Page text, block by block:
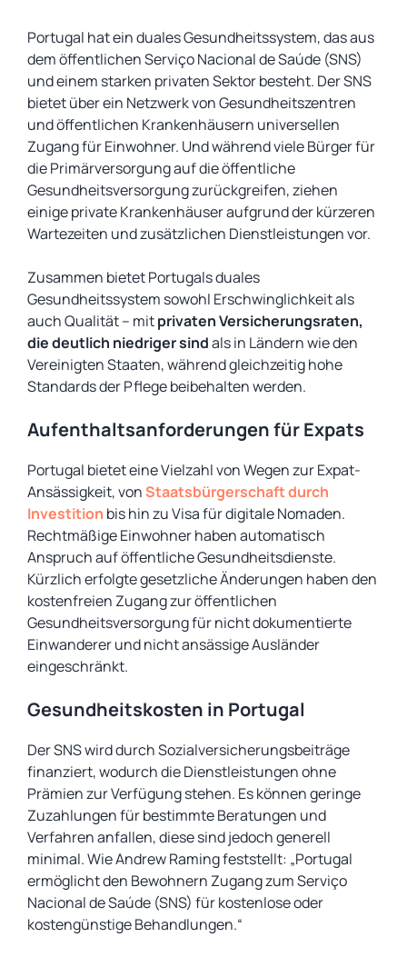
Portugal hat ein duales Gesundheitssystem, das aus
dem öffentlichen Serviço Nacional de Saúde (SNS)
und einem starken privaten Sektor besteht. Der SNS
bietet über ein Netzwerk von Gesundheitszentren
und öffentlichen Krankenhäusern universellen
Zugang für Einwohner. Und während viele Bürger für
die Primärversorgung auf die öffentliche
Gesundheitsversorgung zurückgreifen, ziehen
einige private Krankenhäuser aufgrund der kürzeren
Wartezeiten und zusätzlichen Dienstleistungen vor.
Zusammen bietet Portugals duales
Gesundheitssystem sowohl Erschwinglichkeit als
auch Qualität – mitprivaten Versicherungsraten,
die deutlich niedriger sindals in Ländern wie den
Vereinigten Staaten, während gleichzeitig hohe
Standards der Pflege beibehalten werden.
Aufenthaltsanforderungen für Expats
Portugal bietet eine Vielzahl von Wegen zur Expat-
Ansässigkeit, von Staatsbürgerschaft durch
Investition bis hin zu Visa für digitale Nomaden.
Rechtmäßige Einwohner haben automatisch
Anspruch auf öffentliche Gesundheitsdienste.
Kürzlich erfolgte gesetzliche Änderungen haben den
kostenfreien Zugang zur öffentlichen
Gesundheitsversorgung für nicht dokumentierte
Einwanderer und nicht ansässige Ausländer
eingeschränkt.
Gesundheitskosten in Portugal
Der SNS wird durch Sozialversicherungsbeiträge
finanziert, wodurch die Dienstleistungen ohne
Prämien zur Verfügung stehen. Es können geringe
Zuzahlungen für bestimmte Beratungen und
Verfahren anfallen, diese sind jedoch generell
minimal. Wie Andrew Raming feststellt: „Portugal
ermöglicht den Bewohnern Zugang zum Serviço
Nacional de Saúde (SNS) für kostenlose oder
kostengünstige Behandlungen.“